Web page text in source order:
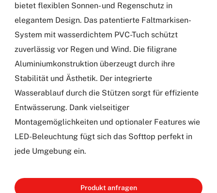
bietet flexiblen Sonnen- und Regenschutz in
elegantem Design. Das patentierte Faltmarkisen-
System mit wasserdichtem PVC-Tuch schützt
zuverlässig vor Regen und Wind. Die filigrane
Aluminiumkonstruktion überzeugt durch ihre
Stabilität und Ästhetik. Der integrierte
Wasserablauf durch die Stützen sorgt für effiziente
Entwässerung. Dank vielseitiger
Montagemöglichkeiten und optionaler Features wie
LED-Beleuchtung fügt sich das Softtop perfekt in
jede Umgebung ein.
Produkt anfragen